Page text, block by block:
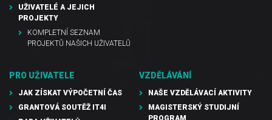
UŽIVATELÉ A JEJICH
PROJEKTY
KOMPLETNÍ SEZNAM
PROJEKTŮ NAŠICH UŽIVATELŮ
PRO UŽIVATELE
JAK ZÍSKAT VÝPOČETNÍ ČAS
GRANTOVÁ SOUTĚŽ IT4I
VZDĚLÁVÁNÍ
NAŠE VZDĚLÁVACÍ AKTIVITY
MAGISTERSKÝ STUDIJNÍ
PROGRAM